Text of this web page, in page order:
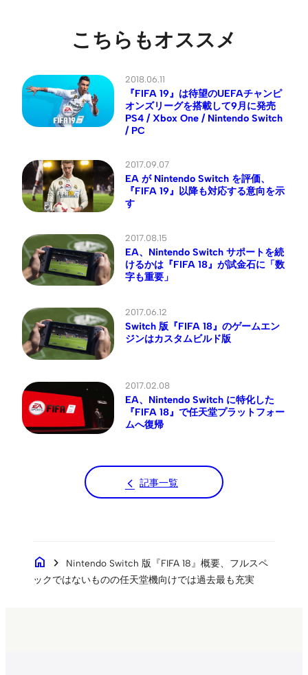
こちらもオススメ
2018.06.11
『FIFA 19』は待望のUEFAチャンピ
オンズリーグを搭載して9月に発売
PS4 / Xbox One / Nintendo Switch
/ PC
2017.09.07
EA が Nintendo Switch を評価、
『FIFA 19』以降も対応する意向を示
す
2017.08.15
EA、Nintendo Switch サポートを続
けるかは『FIFA 18』が試金石に「数
字も重要」
2017.06.12
Switch 版『FIFA 18』のゲームエン
ジンはカスタムビルド版
2017.02.08
EA、Nintendo Switch に特化した
『FIFA 18』で任天堂プラットフォー
ムへ復帰
記事一覧
home chevron_right
Nintendo Switch 版『FIFA 18』概要、フルスペ
ックではないものの任天堂機向けでは過去最も充実